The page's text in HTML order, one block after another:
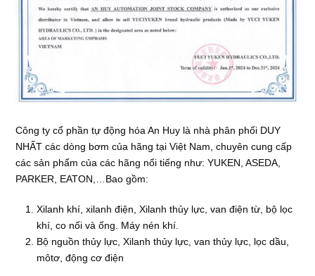
Công ty cổ phần tự động hóa An Huy là nhà phân phối DUY
NHẤT các dòng bơm của hãng tại Việt Nam, chuyên cung cấp
các sản phẩm của các hãng nổi tiếng như: YUKEN, ASEDA,
PARKER, EATON,…Bao gồm:
Xilanh khí, xilanh điện, Xilanh thủy lực, van điện từ, bộ lọc
khí, co nối và ống. Máy nén khí.
Bộ nguồn thủy lực, Xilanh thủy lực, van thủy lực, lọc dầu,
môtơ, động cơ điện